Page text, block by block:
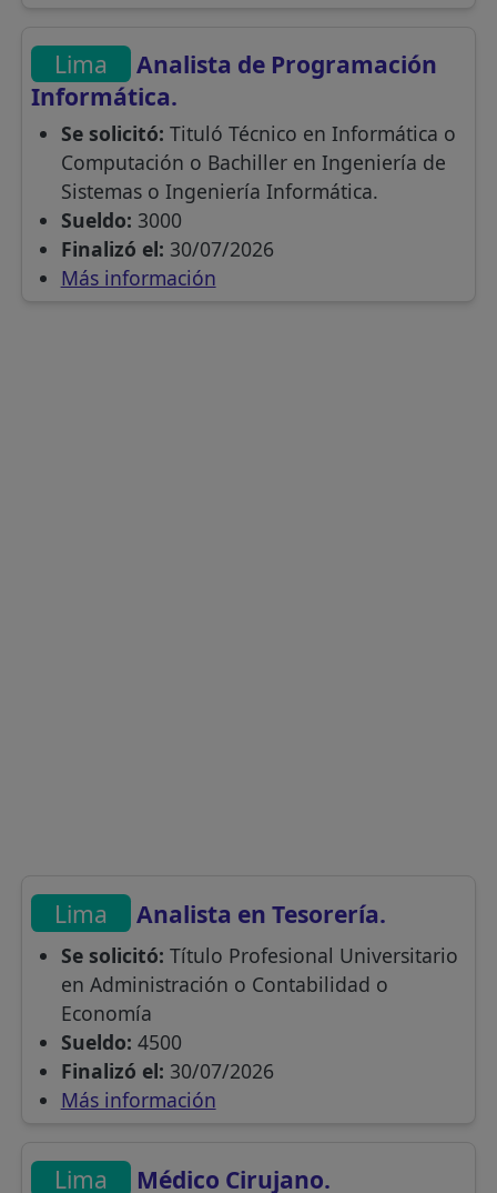
Lima
Analista de Programación
Informática.
Se solicitó: Tituló Técnico en Informática o
Computación o Bachiller en Ingeniería de
Sistemas o Ingeniería Informática.
Sueldo: 3000
Finalizó el: 30/07/2026
Más información
Lima Analista en Tesorería.
Se solicitó: Título Profesional Universitario
en Administración o Contabilidad o
Economía
Sueldo: 4500
Finalizó el: 30/07/2026
Más información
Lima Médico Cirujano.